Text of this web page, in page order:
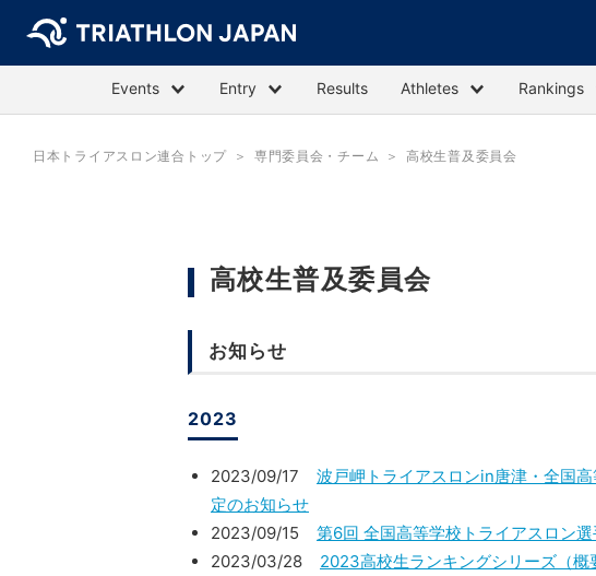
Events Entry Results Athletes Rankings
日本トライアスロン連合トップ 専門委員会・チーム 高校生普及委員会
高校生普及委員会
お知らせ
2023
2023/09/17
波戸岬トライアスロンin唐津・全国
定のお知らせ
2023/09/15
第6回 全国高等学校トライアスロン
2023/03/28
2023高校生ランキングシリーズ（概